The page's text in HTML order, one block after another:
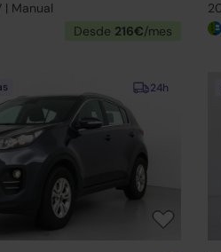
| Manual
Desde 216€/mes
24h